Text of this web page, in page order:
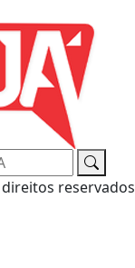
direitos reservados